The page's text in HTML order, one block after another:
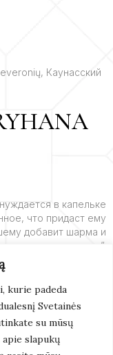
kurie padeda
Svetainės
su mūsų
slapukų
Каунасский
в капельке
что придаст ему
добавит шарма и
очарования”.
Подробнее